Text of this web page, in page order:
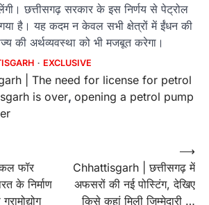
छत्तीसगढ़ सरकार के इस निर्णय से पेट्रोल
है। यह कदम न केवल सभी क्षेत्रों में ईंधन की
की अर्थव्यवस्था को भी मजबूत करेगा।
EXCLUSIVE
| The need for license for petrol
is over, opening a petrol pump
फॉर
के निर्माण
Chhattisgarh | छत्तीसगढ़ में
अफसरों की नई पोस्टिंग, देखिए
किसे कहां मिली जिम्मेदारी …
⟶